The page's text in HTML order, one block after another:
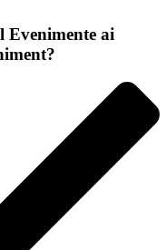
Evenimente ai